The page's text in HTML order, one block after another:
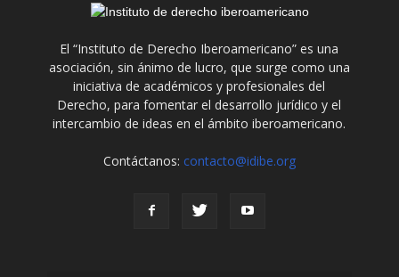
El “Instituto de Derecho Iberoamericano” es una
asociación, sin ánimo de lucro, que surge como una
iniciativa de académicos y profesionales del
Derecho, para fomentar el desarrollo jurídico y el
intercambio de ideas en el ámbito iberoamericano.
Contáctanos: contacto@idibe.org